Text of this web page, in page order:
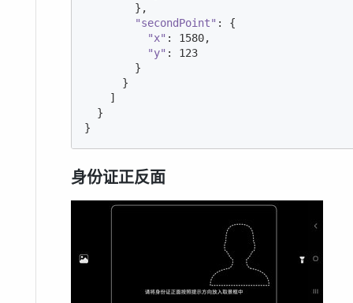
        },
"secondPoint" : {
"x" : 1580,
"y" : 123
        }
      }
    ]
  }
}
身份证正反面